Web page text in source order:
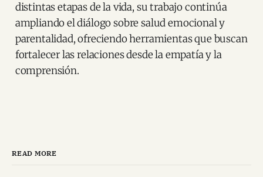
distintas etapas de la vida, su trabajo continúa
ampliando el diálogo sobre salud emocional y
parentalidad, ofreciendo herramientas que buscan
fortalecer las relaciones desde la empatía y la
comprensión.
READ MORE